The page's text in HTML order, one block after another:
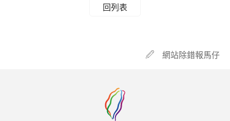
回列表
網站除錯報馬仔